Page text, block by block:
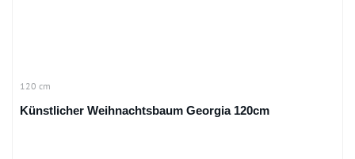
120 cm
Künstlicher Weihnachtsbaum Georgia 120cm